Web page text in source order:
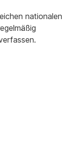
nationalen